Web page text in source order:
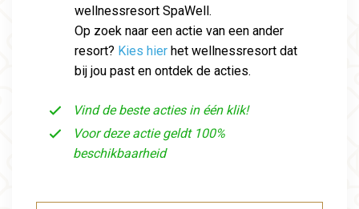
wellnessresort SpaWell.
Op zoek naar een actie van een ander
resort? Kies hier het wellnessresort dat
bij jou past en ontdek de acties.
Vind de beste acties in één klik!
Voor deze actie geldt 100%
beschikbaarheid